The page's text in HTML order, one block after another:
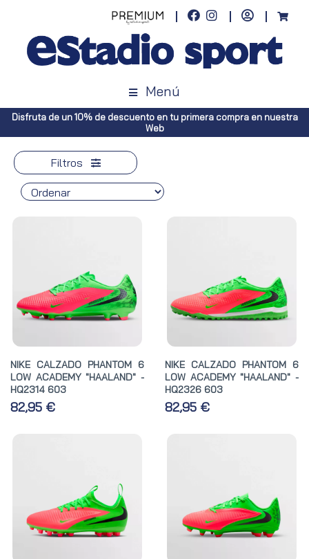
Menú
Disfruta de un 10% de descuento en tu primera compra en nuestra
Web
Filtros
NIKE CALZADO PHANTOM 6
LOW ACADEMY "HAALAND" -
HQ2314 603
82,95 €
NIKE CALZADO PHANTOM 6
LOW ACADEMY "HAALAND" -
HQ2326 603
82,95 €